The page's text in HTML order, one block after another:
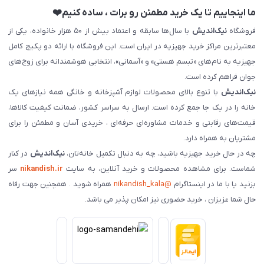
ما اینجاییم تا یک خرید مطمئن رو برات ، ساده کنیم❤️
فروشگاهنیک‌اندیش
با سال‌ها سابقه و اعتماد بیش از ۵۰ هزار خانواده، یکی از
معتبرترین مراکز خرید جهیزیه در ایران است. این فروشگاه با ارائه دو پکیج کامل
جهیزیه به نام‌های «تبسم هستی» و «آسمانی»، انتخابی هوشمندانه برای زوج‌های
جوان فراهم کرده است.
نیک‌اندیش با تنوع بالای محصولات لوازم آشپزخانه و خانگی همه نیازهای یک
خانه را در یک جا جمع کرده است. ارسال به سراسر کشور، ضمانت کیفیت کالاها،
قیمت‌های رقابتی و خدمات مشاوره‌ای حرفه‌ای ، خریدی آسان و مطمئن را برای
مشتریان به همراه دارد.
چه در حال خرید جهیزیه باشید، چه به دنبال تکمیل خانه‌تان،نیک‌اندیش در کنار
شماست. برای مشاهده محصولات و خرید آنلاین، به سایت nikandish.ir سر
بزنید یا با ما در اینستاگرام @nikandish_kala
همراه شوید . همچنین جهت رفاه
حال شما عزیزان ، خرید حضوری نیز امکان پذیر می باشد.